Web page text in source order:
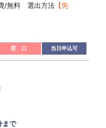
/無料 選出方法 【先
窓 口 当日申込可
まで